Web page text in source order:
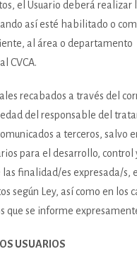
el Usuario deberá realizar
así esté habilitado o
al área o departamento
CVCA.
recabados a través del
del responsable del
a terceros, salvo
para el desarrollo, control
finalidad/es expresada/s,
según Ley, así como en los
que se informe
USUARIOS